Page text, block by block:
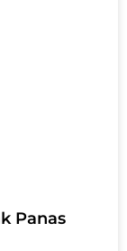
Panas